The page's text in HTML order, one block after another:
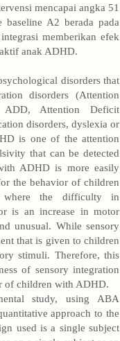
mencapai angka 51
baseline A2 berada pada
memberikan efek
anak ADHD.
disorders that
disorders (Attention
Attention Deficit
disorders, dyslexia or
is one of the attention
that can be detected
ADHD is more easily
the behavior of children
the difficulty in
is an increase in motor
unusual. While sensory
that is given to children
stimuli. Therefore, this
of sensory integration
of children with ADHD.
study, using ABA
approach to the
used is a single subject